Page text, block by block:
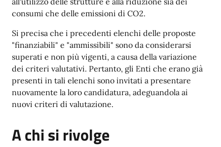
consumi che delle emissioni di CO2.
Si precisa che i precedenti elenchi delle proposte
"finanziabili" e "ammissibili" sono da considerarsi
superati e non più vigenti, a causa della variazione
dei criteri valutativi. Pertanto, gli Enti che erano già
presenti in tali elenchi sono invitati a presentare
nuovamente la loro candidatura, adeguandola ai
nuovi criteri di valutazione.
A chi si rivolge